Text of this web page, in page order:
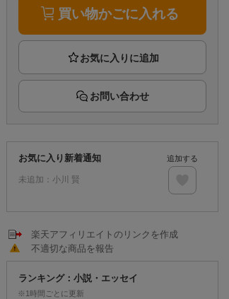
買い物かごに入れる
お問い合わせ
お気に入り新着通知
未追加： 小川 賢
追加する
楽天アフィリエイトのリンクを作成
不適切な商品を報告
ランキング：小説・エッセイ
※1時間ごとに更新